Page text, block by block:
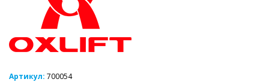
Артикул: 700054